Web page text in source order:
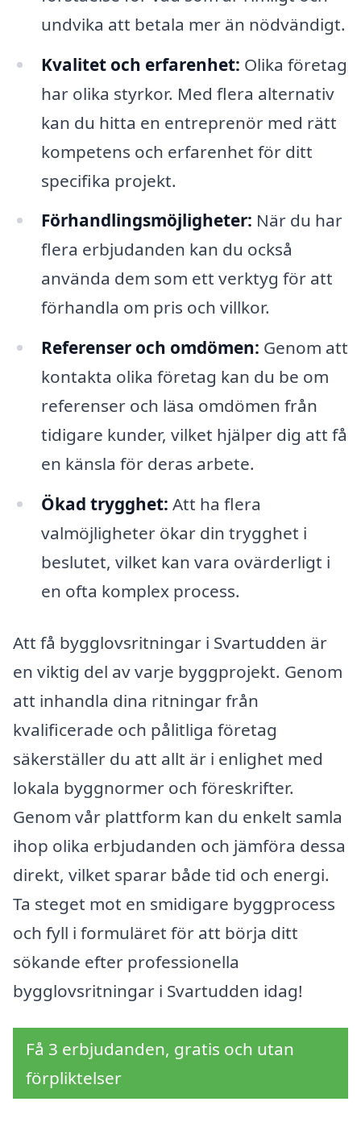
undvika att betala mer än nödvändigt.
Kvalitet och erfarenhet: Olika företag
har olika styrkor. Med flera alternativ
kan du hitta en entreprenör med rätt
kompetens och erfarenhet för ditt
specifika projekt.
Förhandlingsmöjligheter: När du har
flera erbjudanden kan du också
använda dem som ett verktyg för att
förhandla om pris och villkor.
Referenser och omdömen: Genom att
kontakta olika företag kan du be om
referenser och läsa omdömen från
tidigare kunder, vilket hjälper dig att få
en känsla för deras arbete.
Ökad trygghet: Att ha flera
valmöjligheter ökar din trygghet i
beslutet, vilket kan vara ovärderligt i
en ofta komplex process.
Att få bygglovsritningar i Svartudden är
en viktig del av varje byggprojekt. Genom
att inhandla dina ritningar från
kvalificerade och pålitliga företag
säkerställer du att allt är i enlighet med
lokala byggnormer och föreskrifter.
Genom vår plattform kan du enkelt samla
ihop olika erbjudanden och jämföra dessa
direkt, vilket sparar både tid och energi.
Ta steget mot en smidigare byggprocess
och fyll i formuläret för att börja ditt
sökande efter professionella
bygglovsritningar i Svartudden idag!
Få 3 erbjudanden, gratis och utan
förpliktelser